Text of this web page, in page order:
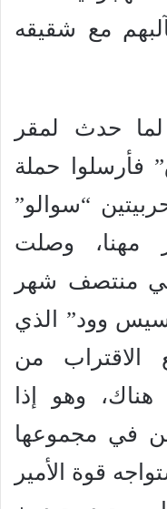
تآلبهم مع شقيقه
لما حدث لمقر
فأرسلوا حملة
“سوالو”
مهنا، وصلت
في منتصف شهر
“فرنسيس وود” الذي
من
وهو إذا
في مجموعها
ستواجه قوة الأمير